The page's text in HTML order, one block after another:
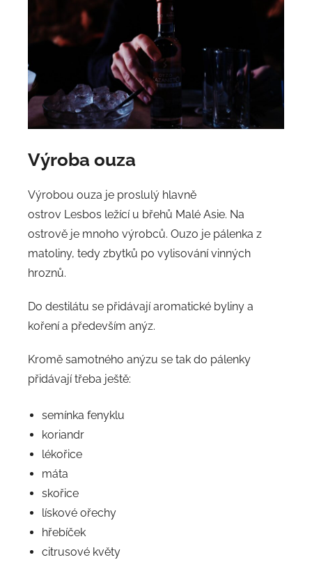
Výroba ouza
Výrobou ouza je proslulý hlavně
ostrov Lesbos ležící u břehů Malé Asie. Na
ostrově je mnoho výrobců. Ouzo je pálenka z
matoliny, tedy zbytků po vylisování vinných
hroznů.
Do destilátu se přidávají aromatické byliny a
koření a především anýz.
Kromě samotného anýzu se tak do pálenky
přidávají třeba ještě:
semínka fenyklu
koriandr
lékořice
máta
skořice
lískové ořechy
hřebíček
citrusové květy